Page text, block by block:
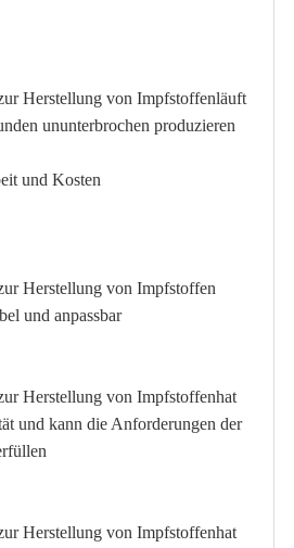
Herstellung von Impfstoffenläuft
ununterbrochen produzieren
und Kosten
Herstellung von Impfstoffen
und anpassbar
Herstellung von Impfstoffenhat
und kann die Anforderungen der
Herstellung von Impfstoffenhat